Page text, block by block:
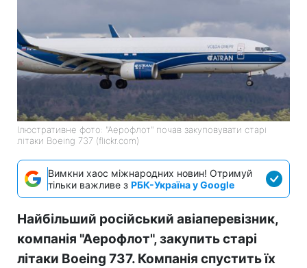
Ілюстративне фото: "Аерофлот" почав закуповувати старі
літаки Boeing 737 (flickr.com)
Вимкни хаос міжнародних новин! Отримуй
тільки важливе з РБК-Україна у Google
Найбільший російський авіаперевізник,
компанія "Аерофлот", закупить старі
літаки Boeing 737. Компанія спустить їх